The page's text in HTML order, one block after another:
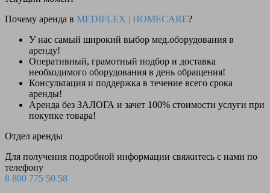
Почему аренда в MEDIFLEX | HOMECARE?
У нас самый широкий выбор мед.оборудования в
аренду!
Оперативный, грамотный подбор и доставка
необходимого оборудования в день обращения!
Консультация и поддержка в течение всего срока
аренды!
Аренда без ЗАЛОГА и зачет 100% стоимости услуги при
покупке товара!
Отдел аренды
Для получения подробной информации свяжитесь с нами по
телефону
8 800 775 50 58